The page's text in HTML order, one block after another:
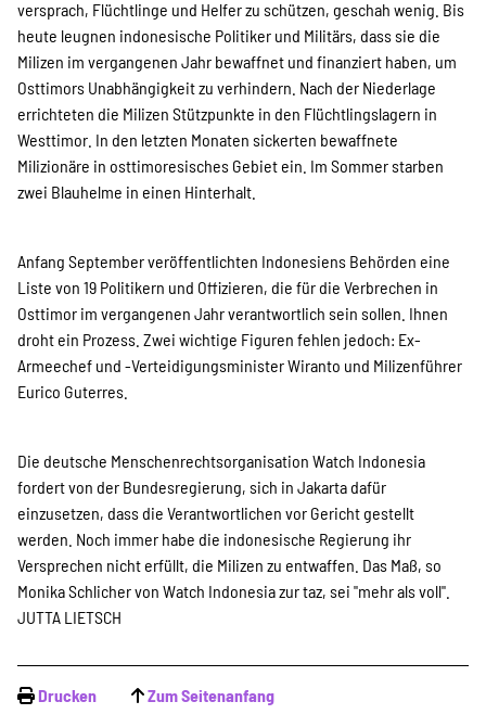
Kontakt
english
Indonesian
Suche
versprach, Flüchtlinge und Helfer zu schützen, geschah wenig. Bis
heute leugnen indonesische Politiker und Militärs, dass sie die
Milizen im vergangenen Jahr bewaffnet und finanziert haben, um
Osttimors Unabhängigkeit zu verhindern. Nach der Niederlage
errichteten die Milizen Stützpunkte in den Flüchtlingslagern in
Westtimor. In den letzten Monaten sickerten bewaffnete
Milizionäre in osttimoresisches Gebiet ein. Im Sommer starben
zwei Blauhelme in einen Hinterhalt.
Anfang September veröffentlichten Indonesiens Behörden eine
Liste von 19 Politikern und Offizieren, die für die Verbrechen in
Osttimor im vergangenen Jahr verantwortlich sein sollen. Ihnen
droht ein Prozess. Zwei wichtige Figuren fehlen jedoch: Ex-
Armeechef und -Verteidigungsminister Wiranto und Milizenführer
Eurico Guterres.
Die deutsche Menschenrechtsorganisation Watch Indonesia
fordert von der Bundesregierung, sich in Jakarta dafür
einzusetzen, dass die Verantwortlichen vor Gericht gestellt
werden. Noch immer habe die indonesische Regierung ihr
Versprechen nicht erfüllt, die Milizen zu entwaffen. Das Maß, so
Monika Schlicher von Watch Indonesia zur taz, sei "mehr als voll".
JUTTA LIETSCH
Drucken Zum Seitenanfang